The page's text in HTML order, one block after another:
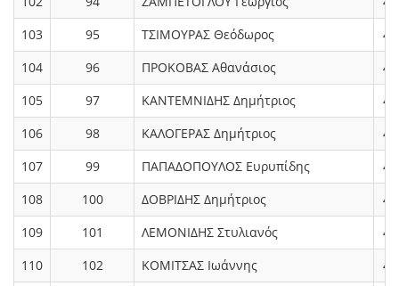
103
95 ΤΣΙΜΟΥΡΑΣ Θεόδωρος
104
96 ΠΡΟΚΟΒΑΣ Αθανάσιος
105
97 ΚΑΝΤΕΜΝΙΔΗΣ Δημήτριος
106
98 ΚΑΛΟΓΕΡΑΣ Δημήτριος
107
99 ΠΑΠΑΔΟΠΟΥΛΟΣ Ευρυπίδης
108
100 ΔΟΒΡΙΔΗΣ Δημήτριος
109
101 ΛΕΜΟΝΙΔΗΣ Στυλιανός
110
102 ΚΟΜΙΤΣΑΣ Ιωάννης